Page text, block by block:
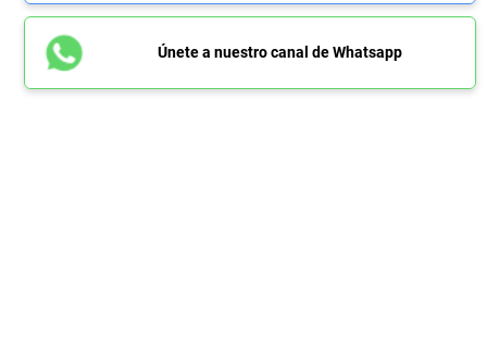
Únete a nuestro canal de Whatsapp